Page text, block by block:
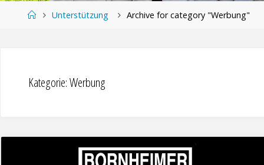
HomeUnterstützung Archive for category "Werbung"
Kategorie:Werbung